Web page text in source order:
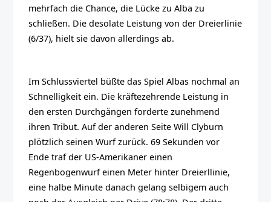
mehrfach die Chance, die Lücke zu Alba zu
schließen. Die desolate Leistung von der Dreierlinie
(6/37), hielt sie davon allerdings ab.
Im Schlussviertel büßte das Spiel Albas nochmal an
Schnelligkeit ein. Die kräftezehrende Leistung in
den ersten Durchgängen forderte zunehmend
ihren Tribut. Auf der anderen Seite Will Clyburn
plötzlich seinen Wurf zurück. 69 Sekunden vor
Ende traf der US-Amerikaner einen
Regenbogenwurf einen Meter hinter Dreierllinie,
eine halbe Minute danach gelang selbigem auch